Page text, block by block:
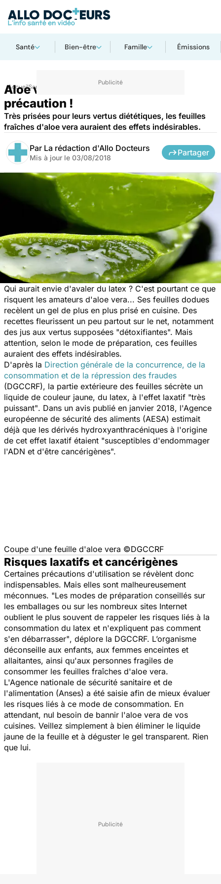
Santé Bien-être Famille Émissions
AccueilSanté
Aloe vera : à consommer avec
précaution !
Très prisées pour leurs vertus diététiques, les feuilles
fraîches d'aloe vera auraient des effets indésirables.
Par La rédaction d'Allo Docteurs
Mis à jour le 03/08/2018
Partager
Qui aurait envie d'avaler du latex ? C'est pourtant ce que
risquent les amateurs d'aloe vera... Ses feuilles dodues
recèlent un gel de plus en plus prisé en cuisine. Des
recettes fleurissent un peu partout sur le net, notamment
des jus aux vertus supposées "détoxifiantes". Mais
attention, selon le mode de préparation, ces feuilles
auraient des effets indésirables.
D'après la Direction générale de la concurrence, de la
consommation et de la répression des fraudes
(DGCCRF), la partie extérieure des feuilles sécrète un
liquide de couleur jaune, du latex, à l'effet laxatif "très
puissant". Dans un avis publié en janvier 2018, l'Agence
européenne de sécurité des aliments (AESA) estimait
déjà que les dérivés hydroxyanthracéniques à l'origine
de cet effet laxatif étaient "susceptibles d'endommager
l'ADN et d'être cancérigènes".
Coupe d'une feuille d'aloe vera ©DGCCRF
Risques laxatifs et cancérigènes
Certaines précautions d'utilisation se révèlent donc
indispensables. Mais elles sont malheureusement
méconnues. "Les modes de préparation conseillés sur
les emballages ou sur les nombreux sites Internet
oublient le plus souvent de rappeler les risques liés à la
consommation du latex et n'expliquent pas comment
s'en débarrasser", déplore la DGCCRF. L’organisme
déconseille aux enfants, aux femmes enceintes et
allaitantes, ainsi qu'aux personnes fragiles de
consommer les feuilles fraîches d'aloe vera.
L'Agence nationale de sécurité sanitaire et de
l'alimentation (Anses) a été saisie afin de mieux évaluer
les risques liés à ce mode de consommation. En
attendant, nul besoin de bannir l'aloe vera de vos
cuisines. Veillez simplement à bien éliminer le liquide
jaune de la feuille et à déguster le gel transparent. Rien
que lui.